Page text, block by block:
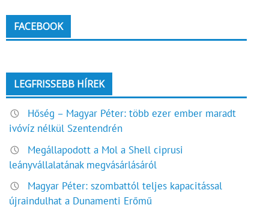
FACEBOOK
LEGFRISSEBB HÍREK
Hőség – Magyar Péter: több ezer ember maradt
ivóvíz nélkül Szentendrén
Megállapodott a Mol a Shell ciprusi
leányvállalatának megvásárlásáról
Magyar Péter: szombattól teljes kapacitással
újraindulhat a Dunamenti Erőmű